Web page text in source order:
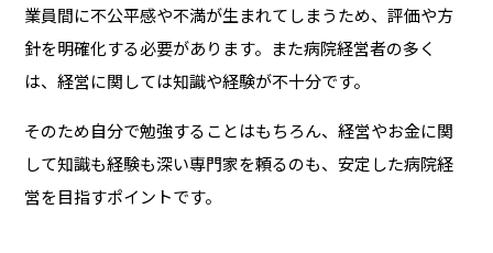
業員間に不公平感や不満が生まれてしまうため、評価や方
針を明確化する必要があります。また病院経営者の多く
は、経営に関しては知識や経験が不十分です。
そのため自分で勉強することはもちろん、経営やお金に関
して知識も経験も深い専門家を頼るのも、安定した病院経
営を目指すポイントです。